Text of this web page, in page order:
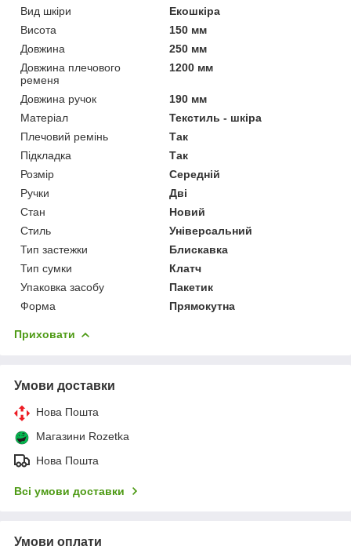
Вид шкіри
Екошкіра
Висота
150 мм
Довжина
250 мм
Довжина плечового
ременя
1200 мм
Довжина ручок
190 мм
Матеріал
Текстиль - шкіра
Плечовий ремінь
Так
Підкладка
Так
Розмір
Середній
Ручки
Дві
Стан
Новий
Стиль
Універсальний
Тип застежки
Блискавка
Тип сумки
Клатч
Упаковка засобу
Пакетик
Форма
Прямокутна
Приховати
Умови доставки
Нова Пошта
Магазини Rozetka
Нова Пошта
Всі умови доставки
Умови оплати